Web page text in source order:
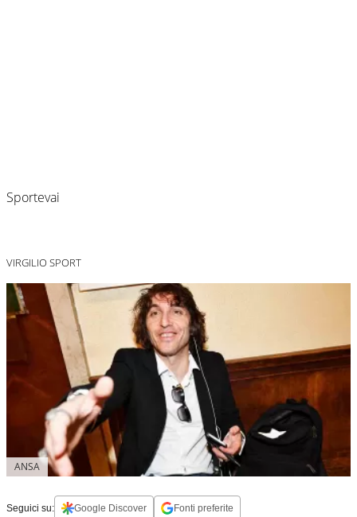
Sportevai
VIRGILIO SPORT
ANSA
Seguici su: Google Discover Fonti preferite